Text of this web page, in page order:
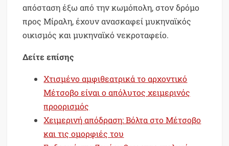
απόσταση έξω από την κωμόπολη, στον δρόμο
προς Μίραλη, έχουν ανασκαφεί μυκηναϊκός
οικισμός και μυκηναϊκό νεκροταφείο.
Δείτε επίσης
Χτισµένο αµφιθεατρικά το αρχοντικό
Μέτσοβο είναι ο απόλυτος χειμερινός
προορισμός
Χειμερινή απόδραση: Βόλτα στο Μέτσοβο
και τις ομορφιές του